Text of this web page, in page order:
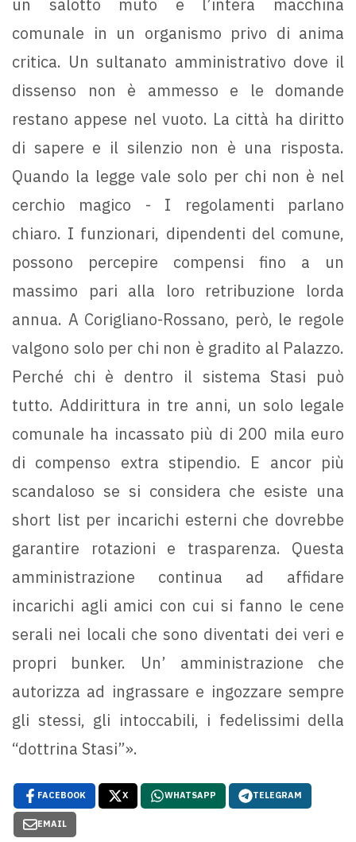
un salotto muto e l’intera macchina
comunale in un organismo privo di anima
critica. Un sultanato amministrativo dove il
dissenso non è ammesso e le domande
restano appese nel vuoto. La città ha diritto
di sapere e il silenzio non è una risposta.
Quando la legge vale solo per chi non è nel
cerchio magico - I regolamenti parlano
chiaro. I funzionari, dipendenti del comune,
possono percepire compensi fino a un
massimo pari alla loro retribuzione lorda
annua. A Corigliano-Rossano, però, le regole
valgono solo per chi non è gradito al Palazzo.
Perché chi è dentro il sistema Stasi può
tutto. Addirittura in tre anni, un solo legale
comunale ha incassato più di 200 mila euro
di compenso extra stipendio. E ancor più
scandaloso se si considera che esiste una
short list per incarichi esterni che dovrebbe
garantire rotazioni e trasparenza. Questa
amministrazione continua ad affidare
incarichi agli amici con cui si fanno le cene
serali nei locali che sono diventati dei veri e
propri bunker. Un’ amministrazione che
autorizza ad ingrassare e ingozzare sempre
gli stessi, gli intoccabili, i fedelissimi della
“dottrina Stasi”».
FACEBOOK X WHATSAPP TELEGRAM
EMAIL